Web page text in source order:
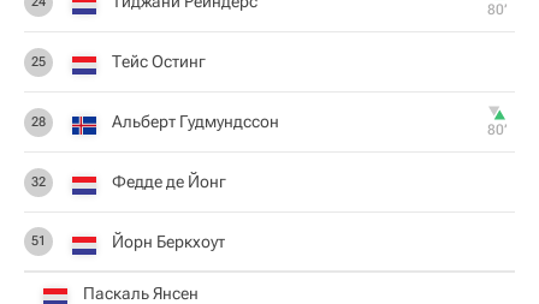
80‎’‎
25 Тейс Остинг
28 Альберт Гудмундссон 80‎’‎
32 Федде де Йонг
51 Йорн Беркхоут
Паскаль Янсен